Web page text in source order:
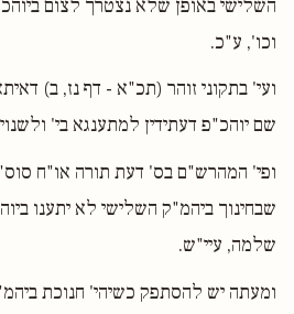
השלישי באופן שלא נצטרך לצום
וכו', ע"כ.
ועי' בתקוני זוהר (תכ"א - דף נז, ב)
שם יוהכ"פ דעתידין למתענגא בי'
ופי' המהרש"ם בס' דעת תורה או"ח
שבחינוך ביהמ"ק השלישי לא יתענו
שלמה, עיי"ש.
ומעתה יש להסתפק כשיהי' חנוכת